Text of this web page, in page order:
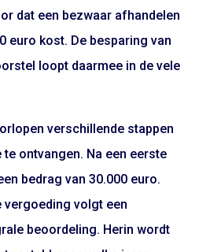
dat een bezwaar afhandelen
euro kost. De besparing van
loopt daarmee in de vele
verschillende stappen
ontvangen. Na een eerste
bedrag van 30.000 euro.
vergoeding volgt een
beoordeling. Herin wordt